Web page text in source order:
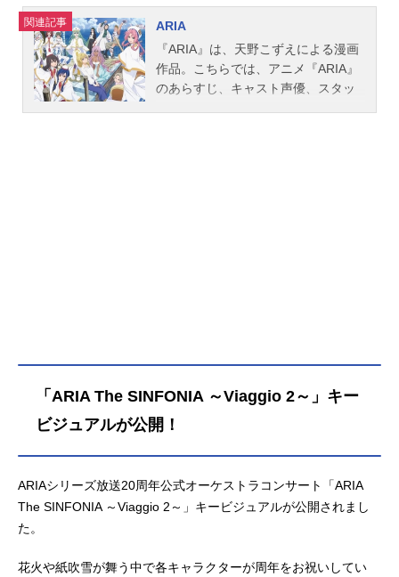
関連記事
ARIA
『ARIA』は、天野こずえによる漫画
作品。こちらでは、アニメ『ARIA』
のあらすじ、キャスト声優、スタッ
「ARIA The SINFONIA ～Viaggio 2～」キー
ビジュアルが公開！
ARIAシリーズ放送20周年公式オーケストラコンサート「ARIA
The SINFONIA ～Viaggio 2～」キービジュアルが公開されまし
た。
花火や紙吹雪が舞う中で各キャラクターが周年をお祝いしてい